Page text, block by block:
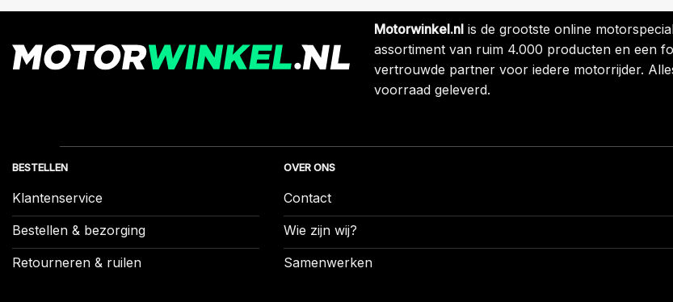
Motorwinkel.nl is de grootste online
assortiment van ruim 4.000 producten en een
vertrouwde partner voor iedere motorrijder.
voorraad geleverd.
BESTELLEN
Klantenservice
Bestellen & bezorging
Retourneren & ruilen
OVER ONS
Contact
Wie zijn wij?
Samenwerken